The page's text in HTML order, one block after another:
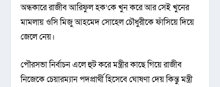
অন্ধকারে রাজীব আরিফুল হক’কে খুন করে আর সেই খুনের
মামলায় ওসি মিজু আহমেদ সোহেল চৌধুরীকে ফাঁসিয়ে দিয়ে
জেলে নেয়।
পৌরসভা নির্বাচন এলে হুট করে মন্ত্রীর কাছে গিয়ে রাজীব
নিজেকে চেয়ারম্যান পদপ্রার্থী হিসেবে ঘোষণা দেয় কিন্তু মন্ত্রী